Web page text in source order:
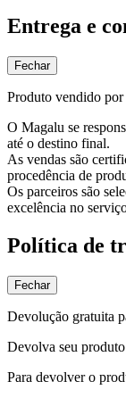
Entrega e
Fechar
Produto vendido
O Magalu se
até o destino final.
As vendas são
procedência de
Os parceiros são
excelência no
Política de
Fechar
Devolução gratuita
Devolva seu
Para devolver o